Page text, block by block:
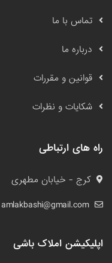
تماس با ما
درباره ما
قوانین و مقررات
شکایات و نظرات
راه های ارتباطی
کرج - خیابان مطهری
amlakbashi@gmail.com
اپلیکیشن املاک باشی